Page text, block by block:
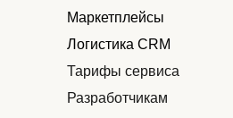
Маркетплейсы
Тарифы сервиса
Разработчикам
Логистика CRM